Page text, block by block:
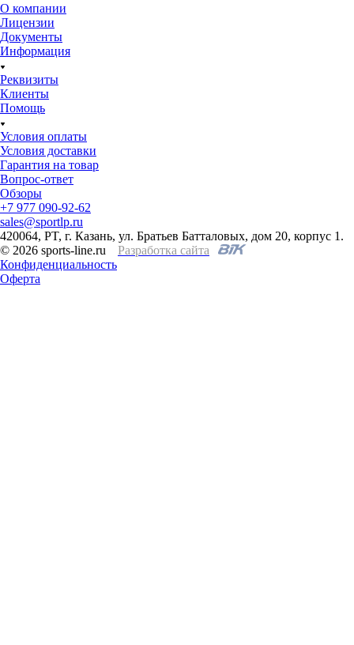
О компании
Лицензии
Документы
Информация
Реквизиты
Клиенты
Помощь
Условия оплаты
Условия доставки
Гарантия на товар
Вопрос-ответ
Обзоры
+7 977 090-92-62
sales@sportlp.ru
420064, PT, г. Казань, ул. Братьев Батталовых, дом 20, корпус 1.
© 2026 sports-line.ru
Разработка сайта
Конфиденциальность
Оферта